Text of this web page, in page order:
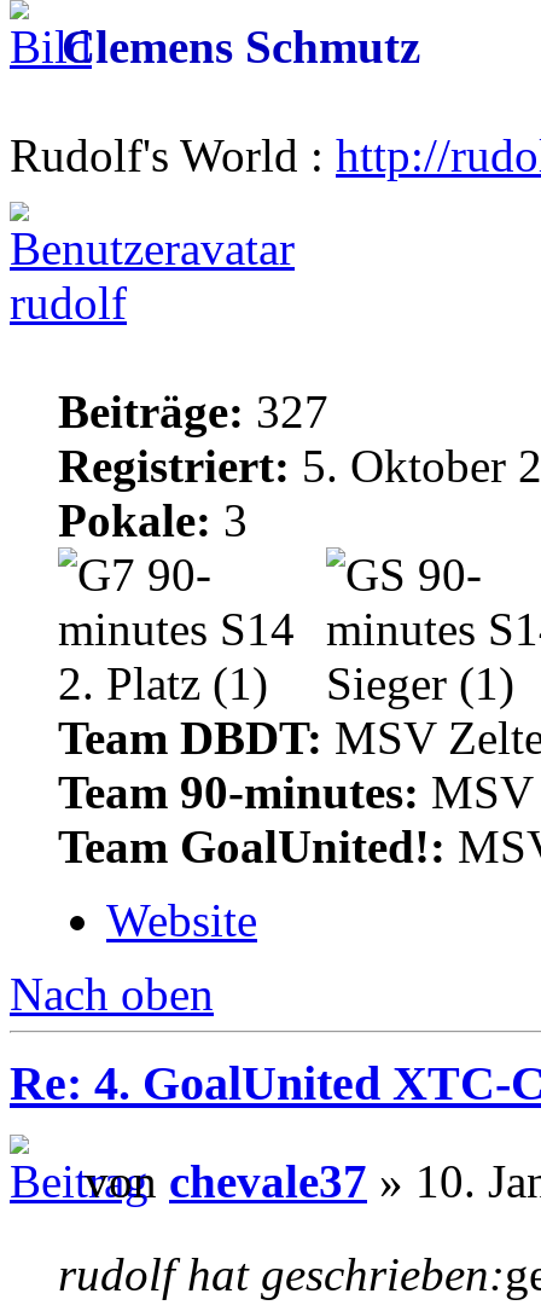
Clemens Schmutz
Rudolf's World : http://
rudolf
Beiträge: 327
Registriert: 5. Oktober
Pokale: 3
Team DBDT: MSV
Team 90-minutes: MSV
Team GoalUnited!:
Website
Nach oben
Re: 4. GoalUnited XTC-
von chevale37 » 10.
rudolf hat geschrieben: